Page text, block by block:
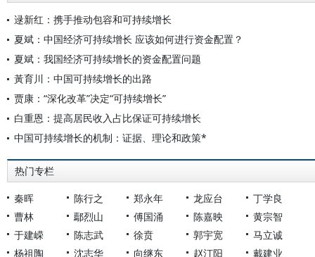
逯新红：携手推动包容和可持续增长
夏斌：中国经济可持续增长 应该如何进行资金配置？
夏斌：我国经济可持续增长的资金配置问题
黃育川：中国可持续增长的出路
贾康：“深化改革”决定“可持续增长”
白重恩：提高居民收入占比保证可持续增长
中国可持续增长的机制：证据、理论和政策*
热门专栏
秦晖 陈行之 郑永年 龙应台
丁学良
曹林
鄢烈山 傅国涌 陈嘉映
黄宗智
于建嵘
陈志武 徐贲 郭宇宽
马立诚
杨祖陶
沈志华 向继东 赵汀阳 戴建业